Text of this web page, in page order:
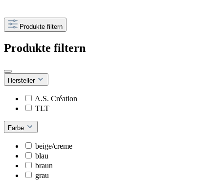
Produkte filtern
Produkte filtern
Hersteller
A.S. Création
TLT
Farbe
beige/creme
blau
braun
grau